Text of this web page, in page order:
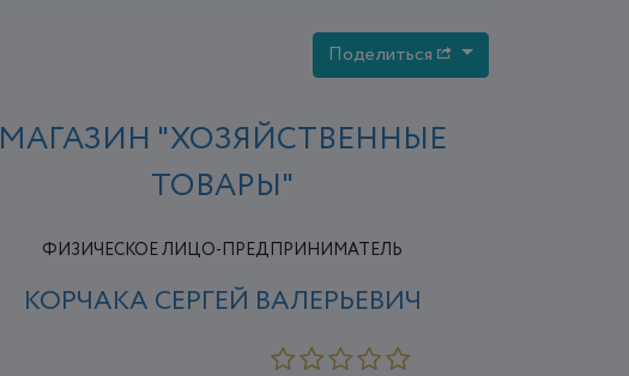
Поделиться
МАГАЗИН "ХОЗЯЙСТВЕННЫЕ
ТОВАРЫ"
ФИЗИЧЕСКОЕ ЛИЦО-ПРЕДПРИНИМАТЕЛЬ
КОРЧАКА СЕРГЕЙ ВАЛЕРЬЕВИЧ